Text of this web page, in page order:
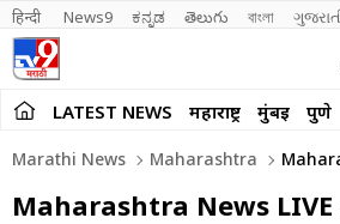
हिन्दी News9 ಕನ್ನಡ తెలుగు বাংলা
LATEST NEWS महाराष्ट्र मुंबई पुणे
Marathi News Maharashtra
Maharashtra News LIVE